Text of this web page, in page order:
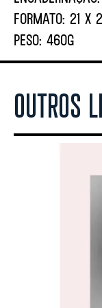
FORMATO: 21 X
PESO: 460G
OUTROS